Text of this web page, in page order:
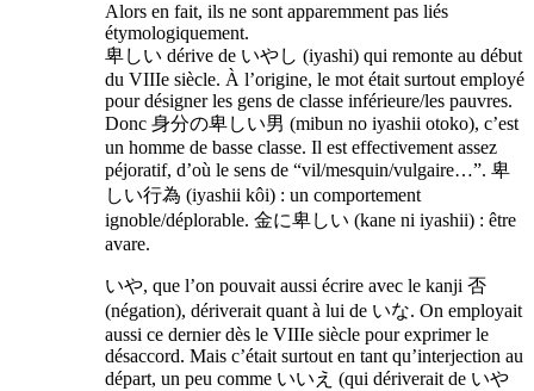
Alors en fait, ils ne sont apparemment pas liés
étymologiquement.
卑しい dérive de いやし (iyashi) qui remonte au début
du VIIIe siècle. À l’origine, le mot était surtout employé
pour désigner les gens de classe inférieure/les pauvres.
Donc 身分の卑しい男 (mibun no iyashii otoko), c’est
un homme de basse classe. Il est effectivement assez
péjoratif, d’où le sens de “vil/mesquin/vulgaire…”. 卑
しい行為 (iyashii kôi) : un comportement
ignoble/déplorable. 金に卑しい (kane ni iyashii) : être
avare.
いや, que l’on pouvait aussi écrire avec le kanji 否
(négation), dériverait quant à lui de いな. On employait
aussi ce dernier dès le VIIIe siècle pour exprimer le
désaccord. Mais c’était surtout en tant qu’interjection au
départ, un peu comme いいえ (qui dériverait de いや